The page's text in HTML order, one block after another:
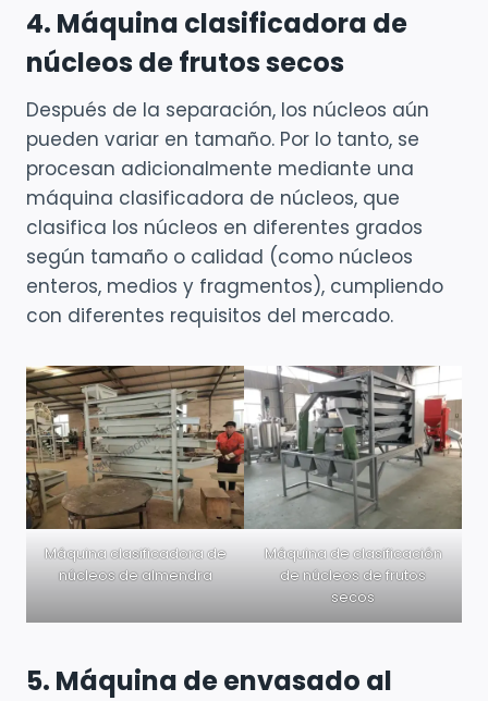
4. Máquina clasificadora de
núcleos de frutos secos
Después de la separación, los núcleos aún
pueden variar en tamaño. Por lo tanto, se
procesan adicionalmente mediante una
máquina clasificadora de núcleos, que
clasifica los núcleos en diferentes grados
según tamaño o calidad (como núcleos
enteros, medios y fragmentos), cumpliendo
con diferentes requisitos del mercado.
Máquina clasificadora de
núcleos de almendra
Máquina de clasificación
de núcleos de frutos
secos
5. Máquina de envasado al